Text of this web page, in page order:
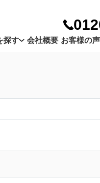
探す
会社概要 お客様の声